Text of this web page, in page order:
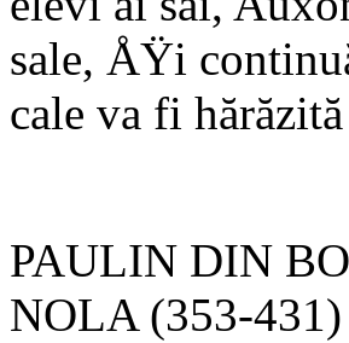
sale, ÅŸi
cale va fi
PAULIN DIN
NOLA (353-431)